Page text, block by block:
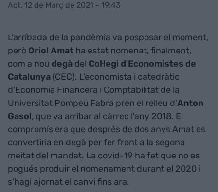
Act. 12 de Març de 2021 - 19:43
L'arribada de la pandèmia va posposar el moment,
però Oriol Amat ha estat nomenat, finalment,
com a nou degà del Col·legi d'Economistes de
Catalunya (CEC). L'economista i catedràtic
d'Economia Financera i Comptabilitat de la
Universitat Pompeu Fabra pren el relleu d'Anton
Gasol, que va arribar al càrrec l'any 2018. El
compromís era que després de dos anys Amat es
convertiria en degà per fer front a la segona
meitat del mandat. La covid-19 ha fet que no es
pogués produir el nomenament durant el 2020 i
s'hagi ajornat el canvi fins ara.